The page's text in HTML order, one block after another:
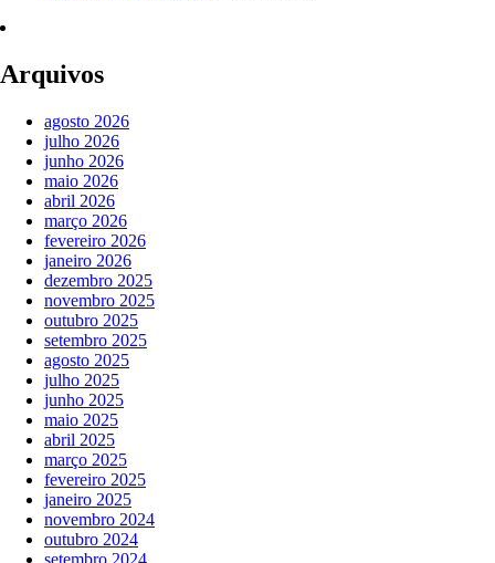
Arquivos
agosto 2026
julho 2026
junho 2026
maio 2026
abril 2026
março 2026
fevereiro 2026
janeiro 2026
dezembro 2025
novembro 2025
outubro 2025
setembro 2025
agosto 2025
julho 2025
junho 2025
maio 2025
abril 2025
março 2025
fevereiro 2025
janeiro 2025
novembro 2024
outubro 2024
setembro 2024